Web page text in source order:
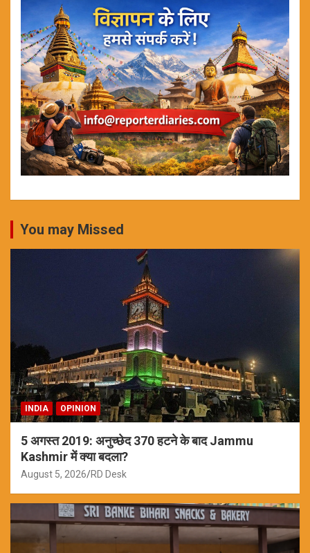
You may Missed
INDIA OPINION
5 अगस्त 2019: अनुच्छेद 370 हटने के बाद Jammu
Kashmir में क्या बदला?
August 5, 2026 RD Desk